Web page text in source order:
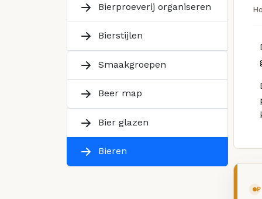
Bierproeverij organiseren
Bierstijlen
Smaakgroepen
Beer map
Bier glazen
Bieren